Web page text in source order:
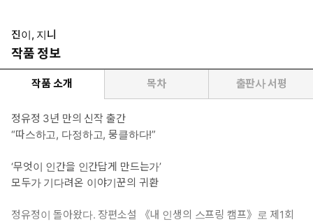
진이, 지니
작품 정보
작품 소개 목차 출판사 서평
정유정 3년 만의 신작 출간
“따스하고, 다정하고, 뭉클하다!”
‘무엇이 인간을 인간답게 만드는가’
모두가 기다려온 이야기꾼의 귀환
정유정이 돌아왔다. 장편소설 《내 인생의 스프링 캠프》로 제1회